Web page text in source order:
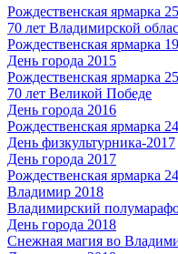
Рождественская ярмарка
70 лет Владимирской
Рождественская ярмарка
День города 2015
Рождественская ярмарка
70 лет Великой Победе
День города 2016
Рождественская ярмарка
День физкультурника-2017
День города 2017
Рождественская ярмарка
Владимир 2018
Владимирский
День города 2018
Снежная магия во